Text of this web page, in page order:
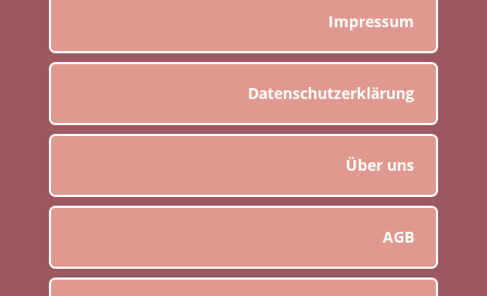
Impressum
Datenschutzerklärung
Über uns
AGB